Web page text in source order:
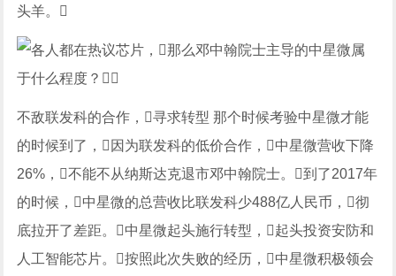
头羊。
不敌联发科的合作，寻求转型 那个时候考验中星微才能
的时候到了，因为联发科的低价合作，中星微营收下降
26%，不能不从纳斯达克退市邓中翰院士。到了2017年
的时候，中星微的总营收比联发科少488亿人民币，彻
底拉开了差距。中星微起头施行转型，起头投资安防和
人工智能芯片。按照此次失败的经历，中星微积极领会